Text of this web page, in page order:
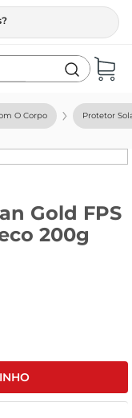
O Corpo Protetor
Gold FPS
200g